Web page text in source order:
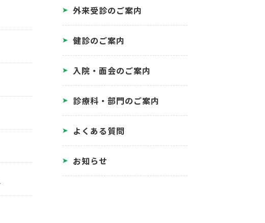
外来受診のご案内
健診のご案内
入院・面会のご案内
診療科・部門のご案内
よくある質問
お知らせ